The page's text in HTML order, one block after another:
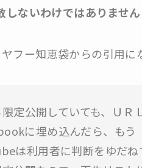
しないわけではありません
フー知恵袋からの引用に
定公開していても、Ｕ
に埋め込んだら、もう
は利用者に判断をゆだ